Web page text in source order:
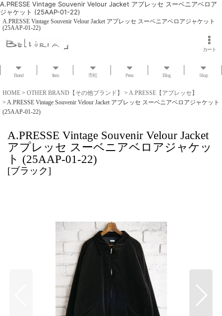
A.PRESSE Vintage Souvenir Velour Jacket アプレッセ スーベニアベロア
ジャケット (25AAP-01-22)
A.PRESSE Vintage Souvenir Velour Jacket アプレッセ スーベニアベロアジャケット
(25AAP-01-22)
カート
Brand Item 市松 Press Blog Shop
HOME > OTHER BRAND【その他ブランド】 > A.PRESSE【アプレッセ】
> A.PRESSE Vintage Souvenir Velour Jacket アプレッセ スーベニアベロアジャケット
(25AAP-01-22)
A.PRESSE Vintage Souvenir Velour Jacket
アプレッセ スーベニアベロアジャケッ
ト (25AAP-01-22)
[ブラック]